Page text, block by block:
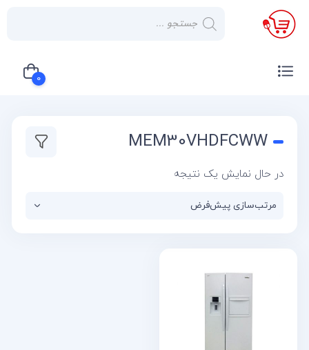
×
صفحه
صوتی و
گازی
0
سبد خرید شما خالی استMEM30VHDFCWW
در حال نمایش یک نتیجه